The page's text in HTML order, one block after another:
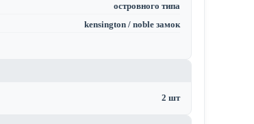
островного типа
kensington / noble замок
2 шт